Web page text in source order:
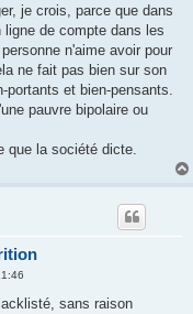
je crois, parce que dans
de compte dans les
n'aime avoir pour
ne fait pas bien sur son
et bien-pensants.
pauvre bipolaire ou
que la société dicte.
sans raison